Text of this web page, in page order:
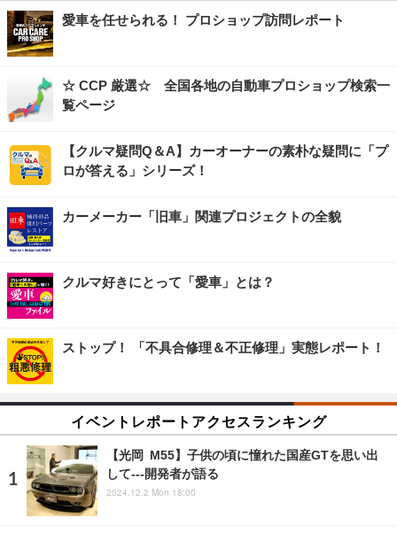
愛車を任せられる！ プロショップ訪問レポート
☆ CCP 厳選☆ 全国各地の自動車プロショップ検索一
覧ページ
【クルマ疑問Q＆A】カーオーナーの素朴な疑問に「プ
ロが答える」シリーズ！
カーメーカー「旧車」関連プロジェクトの全貌
クルマ好きにとって「愛車」とは？
ストップ！ 「不具合修理＆不正修理」実態レポート！
イベントレポートアクセスランキング
【光岡 M55】子供の頃に憧れた国産GTを思い出
して---開発者が語る
2024.12.2 Mon 18:00